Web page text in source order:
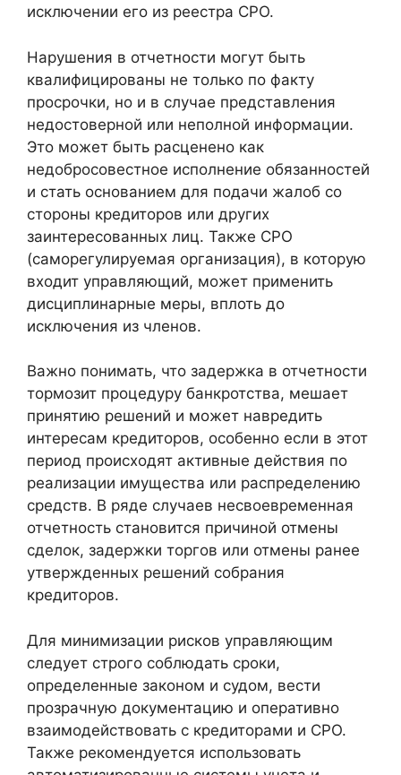
исключении его из реестра СРО.
Нарушения в отчетности могут быть
квалифицированы не только по факту
просрочки, но и в случае представления
недостоверной или неполной информации.
Это может быть расценено как
недобросовестное исполнение обязанностей
и стать основанием для подачи жалоб со
стороны кредиторов или других
заинтересованных лиц. Также СРО
(саморегулируемая организация), в которую
входит управляющий, может применить
дисциплинарные меры, вплоть до
исключения из членов.
Важно понимать, что задержка в отчетности
тормозит процедуру банкротства, мешает
принятию решений и может навредить
интересам кредиторов, особенно если в этот
период происходят активные действия по
реализации имущества или распределению
средств. В ряде случаев несвоевременная
отчетность становится причиной отмены
сделок, задержки торгов или отмены ранее
утвержденных решений собрания
кредиторов.
Для минимизации рисков управляющим
следует строго соблюдать сроки,
определенные законом и судом, вести
прозрачную документацию и оперативно
взаимодействовать с кредиторами и СРО.
Также рекомендуется использовать